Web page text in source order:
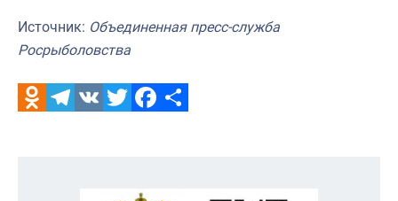
Источник: Объединенная пресс-служба
Росрыболовства